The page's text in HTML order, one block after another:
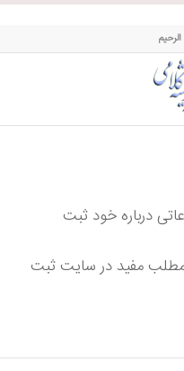
درباره خود ثبت
کنون ۸۸ مطلب مفید در سایت ثبت